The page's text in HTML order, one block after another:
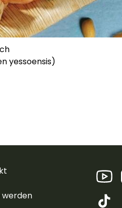
yessoensis)
werden